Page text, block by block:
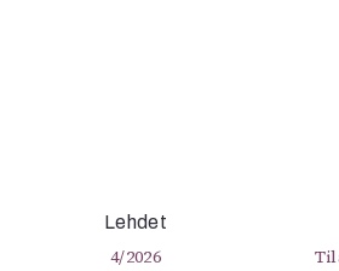
Lehdet
4/2026